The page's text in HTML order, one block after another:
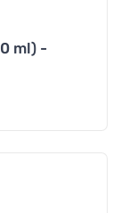
ml) -